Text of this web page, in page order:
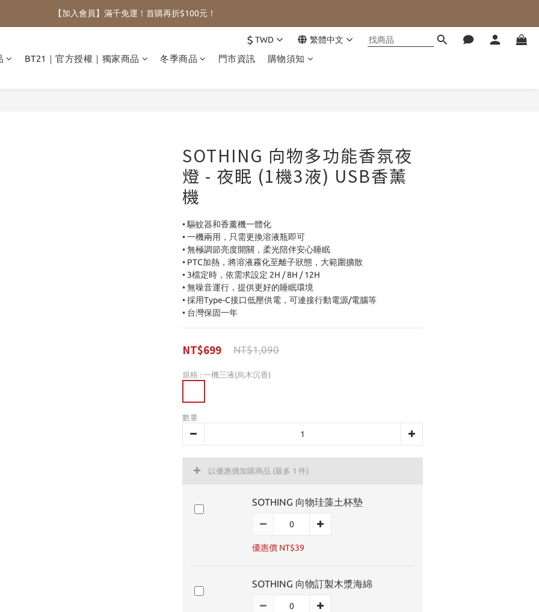
【加入會員】滿千免運！首購再折$100元！
$ TWD 繁體中文
BT21｜官方授權｜獨家商品 冬季商品 門市資訊 購物須知
SOTHING 向物多功能香氛夜
燈 - 夜眠 (1機3液) USB香薰
機
• 驅蚊器和香薰機一體化
• 一機兩用，只需更換溶液瓶即可
• 無極調節亮度開關，柔光陪伴安心睡眠
• PTC加熱，將溶液霧化至離子狀態，大範圍擴散
• 3檔定時，依需求設定 2H / 8H / 12H
• 無噪音運行，提供更好的睡眠環境
• 採用Type-C接口低壓供電，可連接行動電源/電腦等
• 台灣保固一年
NT$1,090
NT$699
規格 : 一機三液(烏木沉香)
數量
以優惠價加購商品 (最多 1 件)
SOTHING 向物珪藻土杯墊
優惠價 NT$39
SOTHING 向物訂製木漿海綿